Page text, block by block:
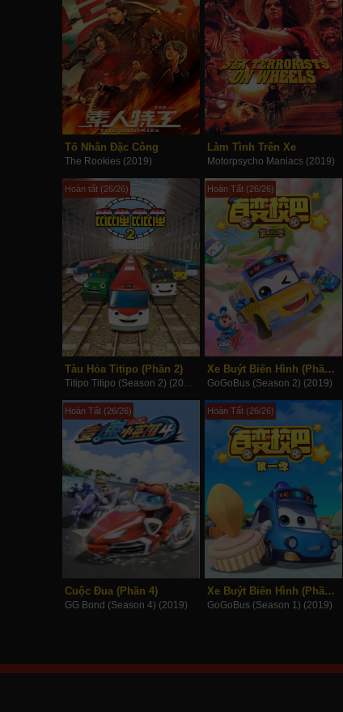
Tố Nhân Đặc Công
The Rookies (2019)
Làm Tình Trên Xe
Motorpsycho Maniacs (2019)
Hoàn tất (26/26)
Tàu Hỏa Titipo (Phần 2)
Titipo Titipo (Season 2) (2019)
Hoàn Tất (26/26)
Xe Buýt Biến Hình (Phần 2)
GoGoBus (Season 2) (2019)
Hoàn Tất (26/26)
Cuộc Đua (Phần 4)
GG Bond (Season 4) (2019)
Hoàn Tất (26/26)
Xe Buýt Biến Hình (Phần 1)
GoGoBus (Season 1) (2019)